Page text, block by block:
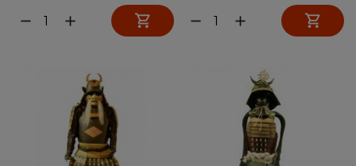
remove add  remove add 